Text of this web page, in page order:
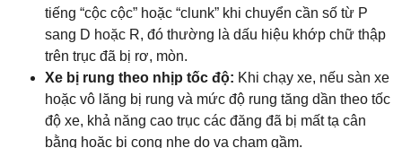
tiếng “cộc cộc” hoặc “clunk” khi chuyển cần số từ P
sang D hoặc R, đó thường là dấu hiệu khớp chữ thập
trên trục đã bị rơ, mòn.
Xe bị rung theo nhịp tốc độ: Khi chạy xe, nếu sàn xe
hoặc vô lăng bị rung và mức độ rung tăng dần theo tốc
độ xe, khả năng cao trục các đăng đã bị mất tạ cân
bằng hoặc bị cong nhẹ do va chạm gầm.